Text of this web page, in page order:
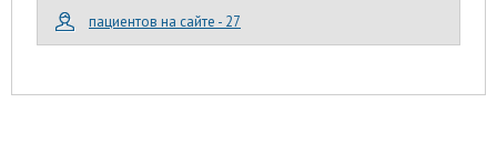
пациентов на сайте - 27